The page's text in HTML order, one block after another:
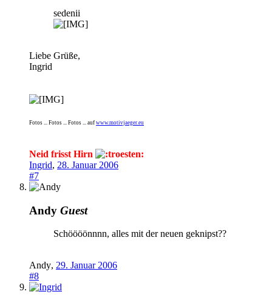
sedenii
Liebe Grüße,
Ingrid
Fotos ... Fotos ... Fotos ... auf www.motivjaeger.eu
Neid frisst Hirn
Ingrid, 28. Januar 2006
#7
Andy Guest
Schöööönnnn, alles mit der neuen geknipst??
Andy, 29. Januar 2006
#8